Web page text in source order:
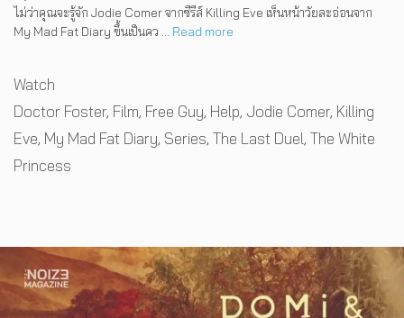
ไม่ว่าคุณจะรู้จัก Jodie Comer จากซีรีส์ Killing Eve เห็นหน้าวัยละอ่อนจาก
My Mad Fat Diary ขึ้นเป็นคว … Read more
Categories
Watch
Tags
Doctor Foster, Film, Free Guy, Help, Jodie Comer, Killing
Eve, My Mad Fat Diary, Series, The Last Duel, The White
Princess